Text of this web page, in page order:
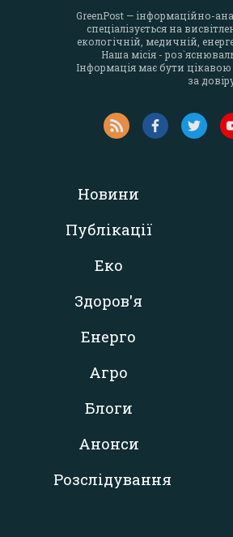
GreenPost — інформаційно-
спеціалізується на
екологічній, медичній,
Наша місія -
Інформація має бути
за
Новини
Публікації
Еко
Здоров'я
Енерго
Агро
Блоги
Анонси
Розслідування